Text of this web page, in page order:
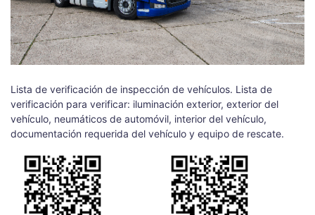
Lista de verificación de inspección de vehículos. Lista de
verificación para verificar: iluminación exterior, exterior del
vehículo, neumáticos de automóvil, interior del vehículo,
documentación requerida del vehículo y equipo de rescate.